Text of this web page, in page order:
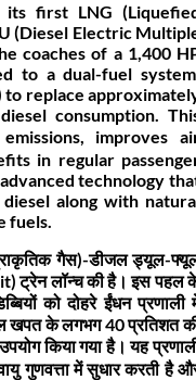
its first LNG
(Diesel Electric
coaches of a 1,400
to a dual-fuel
to replace
consumption.
improves
in regular
technology
along with
fuels.
गैस)-डीजल ड्यूल-
ट्रेन लॉन्च की है। इस पहल
को दोहरे ईंधन प्रणाली
खपत के लगभग 40 प्रतिशत
किया गया है। यह
गुणवत्ता में सुधार करती है